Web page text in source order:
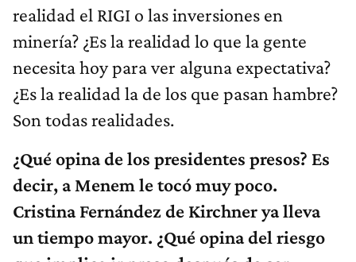
realidad el RIGI o las inversiones en
minería? ¿Es la realidad lo que la gente
necesita hoy para ver alguna expectativa?
¿Es la realidad la de los que pasan hambre?
Son todas realidades.
¿Qué opina de los presidentes presos? Es
decir, a Menem le tocó muy poco.
Cristina Fernández de Kirchner ya lleva
un tiempo mayor. ¿Qué opina del riesgo